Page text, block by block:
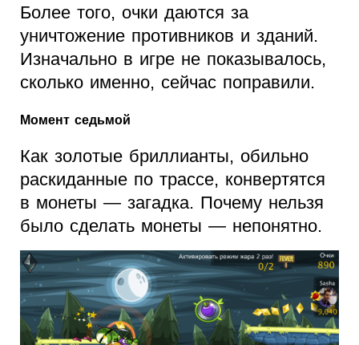
Более того, очки даются за
уничтожение противников и зданий.
Изначально в игре не показывалось,
сколько именно, сейчас поправили.
Момент седьмой
Как золотые бриллианты, обильно
раскиданные по трассе, конвертятся
в монеты — загадка. Почему нельзя
было сделать монеты — непонятно.